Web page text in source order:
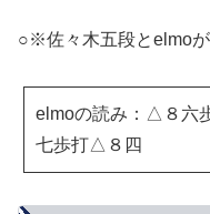
○※佐々木五段とelmoが
elmoの読み：△８六
七歩打△８四